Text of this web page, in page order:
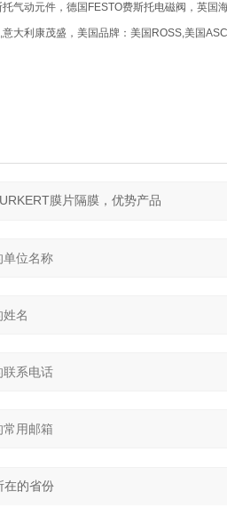
气动元件，德国FESTO费斯托电磁阀，英
大利康茂盛，美国品牌：美国ROSS,美国